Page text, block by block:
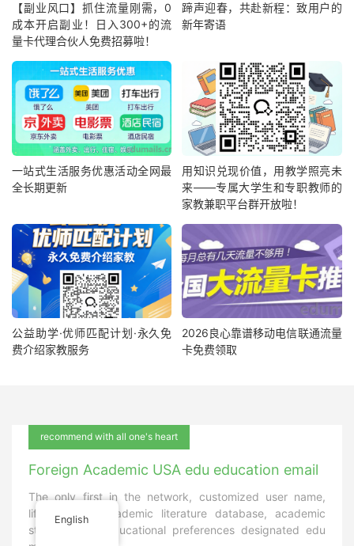
【副业风口】抓住流量刚需，0
成本开启副业！日入300+的流
量卡代理合伙人免费招募啦！
蹄声迎春，共赴新程：致用户的
新年寄语
一站式生活服务优惠活动全网最
全长期更新
用知识兑现价值，用教学照亮未
来——专属大学生和专职教师的
家教兼职平台群开放啦！
公益助学·优师匹配计划·永久免
费介绍家教服务
2026良心靠谱移动电信联通流量
卡免费领取
recommend with all one's heart
Foreign Academic USA edu education email
The only first in the network, customized user name,
lifetime use, academic literature database, academic
status query, educational preferences designated edu
English